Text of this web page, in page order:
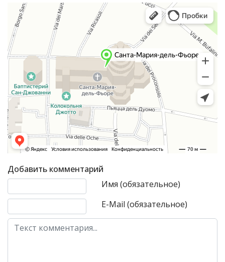
Добавить комментарий
Имя (обязательное)
E-Mail (обязательное)
Текст комментария